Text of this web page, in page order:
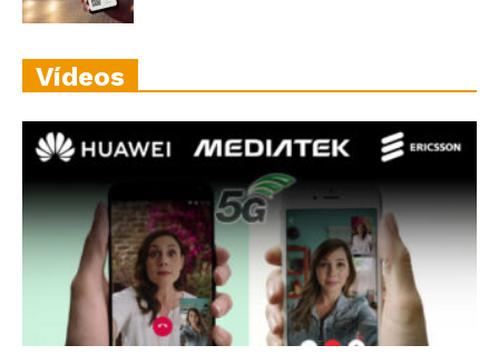
Vídeos